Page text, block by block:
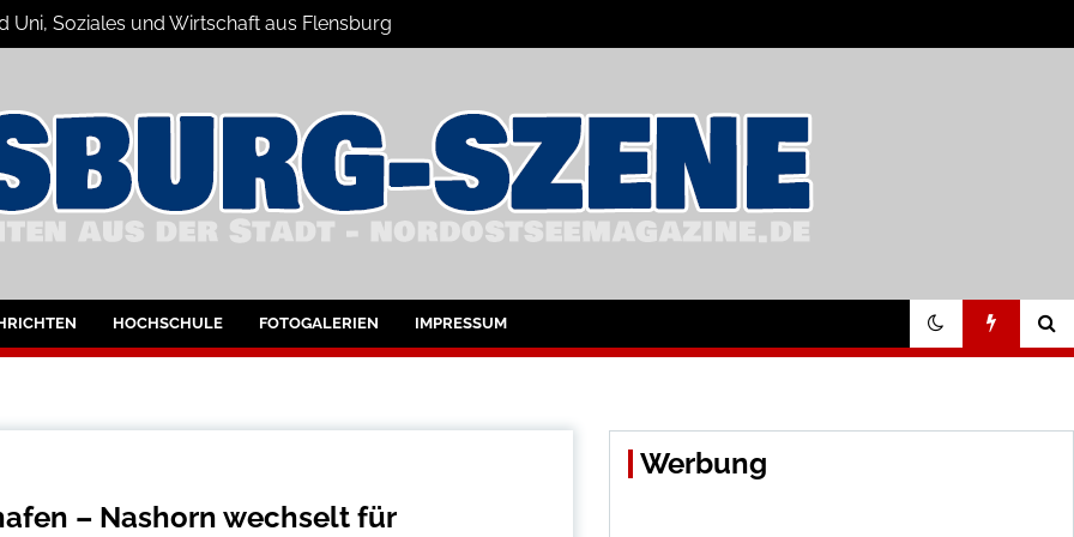
Uni, Soziales und Wirtschaft aus Flensburg
HOCHSCHULE FOTOGALERIEN IMPRESSUM
– Nashorn wechselt für
Werbung